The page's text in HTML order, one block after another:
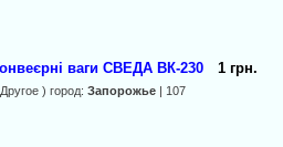
ваги СВЕДА ВК-230 1 грн.
) город: Запорожье| 107